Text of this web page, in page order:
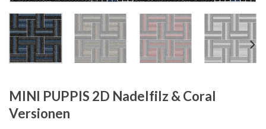
MINI PUPPIS 2D Nadelfilz & Coral
Versionen